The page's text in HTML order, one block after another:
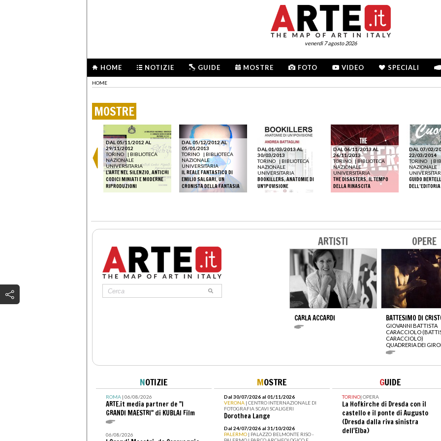
venerdì 7 agosto 2026
HOME NOTIZIE GUIDE MOSTRE FOTO VIDEO SPECIALI
HOME
MOSTRE
DAL 05/11/2012 AL
29/11/2012
TORINO
| BIBLIOTECA
NAZIONALE
UNIVERSITARIA
L'ARTE NEL SILENZIO. ANTICHI
CODICI MINIATI E MODERNE
RIPRODUZIONI
DAL 05/12/2012 AL
05/01/2013
TORINO
| BIBLIOTECA
NAZIONALE
UNIVERSITARIA
IL REALE FANTASTICO DI
EMILIO SALGARI. UN
CRONISTA DELLA FANTASIA
DAL 01/03/2013 AL
30/03/2013
TORINO
| BIBLIOTECA
NAZIONALE
UNIVERSITARIA
BOOKILLERS. ANATOMIE DI
UN'IPOVISIONE
DAL 06/11/2013 AL
26/11/2013
TORINO
| BIBLIOTECA
NAZIONALE
UNIVERSITARIA
THE DISASTERS. IL TEMPO
DELLA RINASCITA
DAL 07/02/
22/03/2014
TORINO
|
NAZIONALE
GUIDO
DELL’EDITORIA
ARTISTI
CARLA ACCARDI
OPERE
BATTESIMO DI
GIOVANNI BATTISTA
CARACCIOLO
CARACCIOLO)
QUADRERIA DEI
NOTIZIE
ROMA| 06/08/2026
ARTE.it media partner de "I
GRANDI MAESTRI" di KUBLAI Film
06/08/2026
MOSTRE
Dal 30/07/2026 al 01/11/2026
VERONA | CENTRO INTERNAZIONALE DI
FOTOGRAFIA SCAVI SCALIGERI
Dorothea Lange
Dal 24/07/2026 al 31/10/2026
PALERMO | PALAZZO BELMONTE RISO -
GUIDE
TORINO| OPERA
La Hofkirche di Dresda con il
castello e il ponte di Augusto
(Dresda dalla riva sinistra
dell'Elba)